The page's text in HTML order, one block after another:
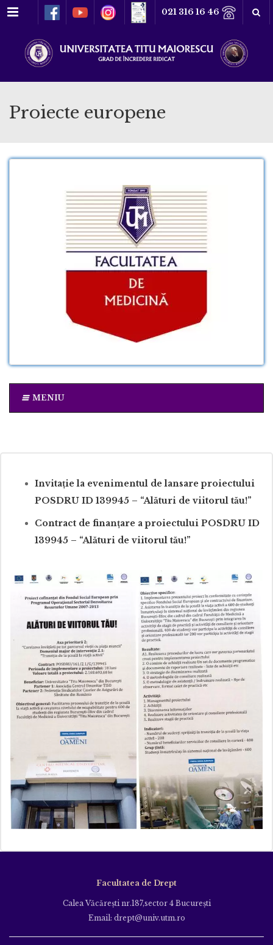
Meniu 021 316 16 46
Proiecte europene
MENIU
Invitație la evenimentul de lansare proiectului
POSDRU ID 139945 – “Alături de viitorul tău!”
Contract de finanțare a proiectului POSDRU ID
139945 – “Alături de viitorul tău!”
Facultatea de Drept
Calea Văcăreşti nr.187,sector 4 Bucureşti
Email: drept@univ.utm.ro